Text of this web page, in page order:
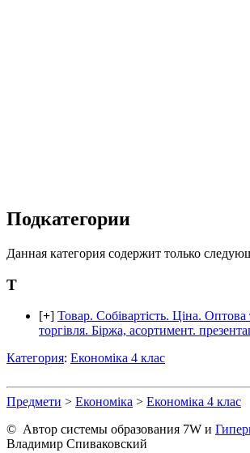
Подкатегории
Данная категория содержит только
Т
[+] Товар. Собівартість. Ціна. Оптова
торгівля. Біржа, асортимент.
Категория: Економіка 4 клас
Предмети > Економіка > Економіка 4 клас
© Автор системы образования 7W и
Владимир Спиваковский